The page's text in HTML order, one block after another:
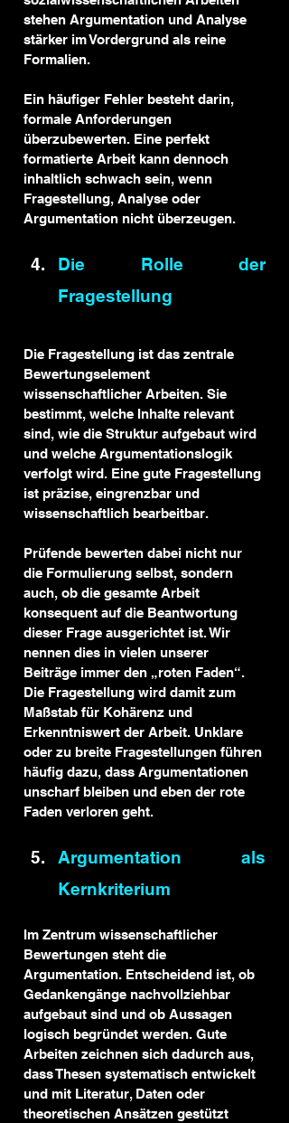
stehen Argumentation und Analyse
stärker im Vordergrund als reine
Formalien.
Ein häufiger Fehler besteht darin,
formale Anforderungen
überzubewerten. Eine perfekt
formatierte Arbeit kann dennoch
inhaltlich schwach sein, wenn
Fragestellung, Analyse oder
Argumentation nicht überzeugen.
Die Rolle der
Fragestellung
Die Fragestellung ist das zentrale
Bewertungselement
wissenschaftlicher Arbeiten. Sie
bestimmt, welche Inhalte relevant
sind, wie die Struktur aufgebaut wird
und welche Argumentationslogik
verfolgt wird. Eine gute Fragestellung
ist präzise, eingrenzbar und
wissenschaftlich bearbeitbar.
Prüfende bewerten dabei nicht nur
die Formulierung selbst, sondern
auch, ob die gesamte Arbeit
konsequent auf die Beantwortung
dieser Frage ausgerichtet ist. Wir
nennen dies in vielen unserer
Beiträge immer den „roten Faden“.
Die Fragestellung wird damit zum
Maßstab für Kohärenz und
Erkenntniswert der Arbeit. Unklare
oder zu breite Fragestellungen führen
häufig dazu, dass Argumentationen
unscharf bleiben und eben der rote
Faden verloren geht.
Argumentation als
Kernkriterium
Im Zentrum wissenschaftlicher
Bewertungen steht die
Argumentation. Entscheidend ist, ob
Gedankengänge nachvollziehbar
aufgebaut sind und ob Aussagen
logisch begründet werden. Gute
Arbeiten zeichnen sich dadurch aus,
dass Thesen systematisch entwickelt
und mit Literatur, Daten oder
theoretischen Ansätzen gestützt